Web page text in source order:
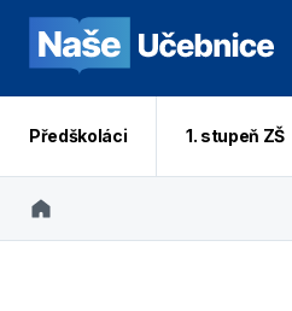
Předškoláci 1. stupeň ZŠ